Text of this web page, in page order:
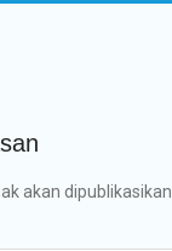
akan dipublikasikan.